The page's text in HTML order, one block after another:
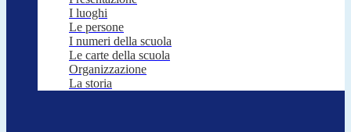
I luoghi
Le persone
I numeri della scuola
Le carte della scuola
Organizzazione
La storia